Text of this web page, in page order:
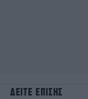
ΔΕΙΤΕ ΕΠΙΣΗΣ